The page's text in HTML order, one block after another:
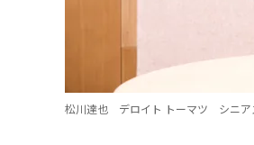
松川達也 デロイト トーマツ シニア